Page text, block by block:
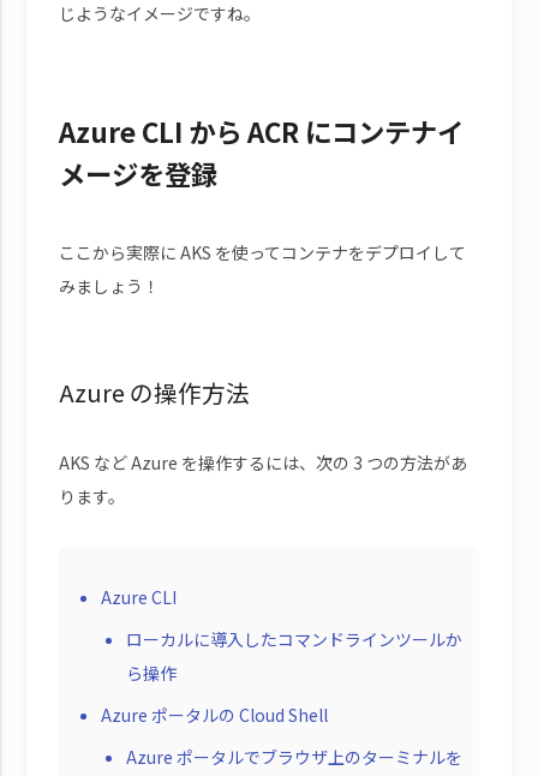
じようなイメージですね。
Azure CLI から ACR にコンテナイ
メージを登録
ここから実際に AKS を使ってコンテナをデプロイして
みましょう！
Azure の操作方法
AKS など Azure を操作するには、次の 3 つの方法があ
ります。
Azure CLI
ローカルに導入したコマンドラインツールか
ら操作
Azure ポータルの Cloud Shell
Azure ポータルでブラウザ上のターミナルを